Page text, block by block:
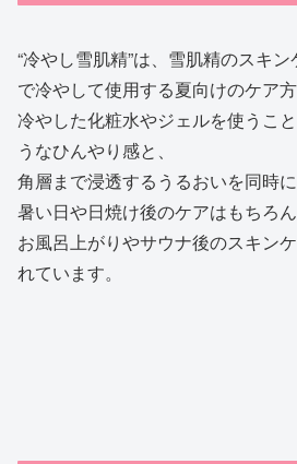
“冷やし雪肌精”は、雪肌精のスキ
で冷やして使用する夏向けのケア方
冷やした化粧水やジェルを使うこ
うなひんやり感と、
角層まで浸透するうるおいを同時
暑い日や日焼け後のケアはもちろん
お風呂上がりやサウナ後のスキン
れています。